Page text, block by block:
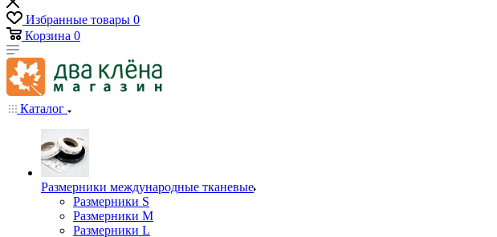
Избранные товары 0
Корзина 0
Каталог
Размерники международные тканевые
Размерники S
Размерники M
Размерники L